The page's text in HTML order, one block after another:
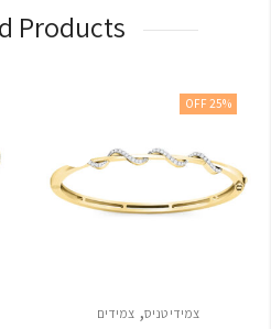
Products
25% OFF
צמידי טניס,צמידים